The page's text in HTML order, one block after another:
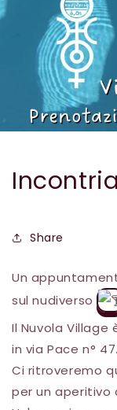
Share
Un
sul nudiverso
Il Nuvola
in via Pace n° 47.
Ci ritroveremo
per un aperitivo